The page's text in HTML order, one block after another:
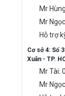
Mr
Mr
Hỗ trợ
Cơ sở 4: Số
Xuân - TP.
Mr Tài:
Mr